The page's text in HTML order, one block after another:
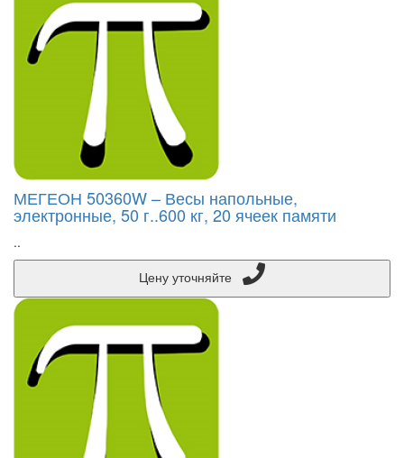
МЕГЕОН 50360W – Весы напольные,
электронные, 50 г..600 кг, 20 ячеек памяти
..